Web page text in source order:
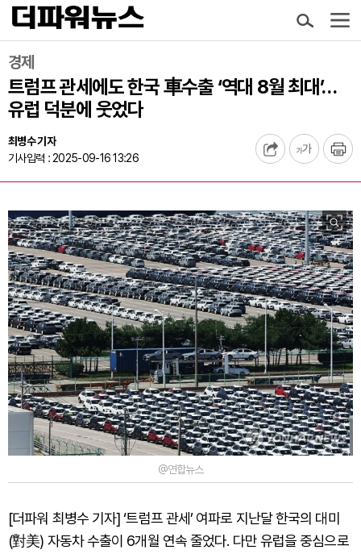
경제
트럼프 관세에도 한국 車수출 ‘역대 8월 최대’…
유럽 덕분에 웃었다
최병수 기자
기사입력 : 2025-09-16 13:26
@연합뉴스
[더파워 최병수 기자] ‘트럼프 관세’ 여파로 지난달 한국의 대미
(對美) 자동차 수출이 6개월 연속 줄었다. 다만 유럽을 중심으로